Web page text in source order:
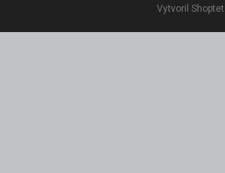
Vytvoril Shoptet